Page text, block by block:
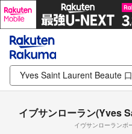
イブサンローラン(Yves
イヴサンローランボ